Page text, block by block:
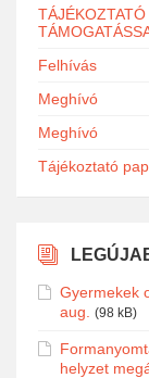
Felhívás
Meghívó
Meghívó
Tájékoztató
Gyermekek
aug.
(98 kB)
helyzet